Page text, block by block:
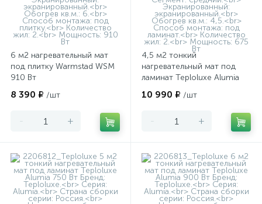
6 м2 нагревательный мат
под плитку Warmstad WSM
910 Вт
8 390 ₽ /шт
- +
4,5 м2 тонкий
нагревательный мат под
ламинат Teploluxe Alumia
10 990 ₽ /шт
- +